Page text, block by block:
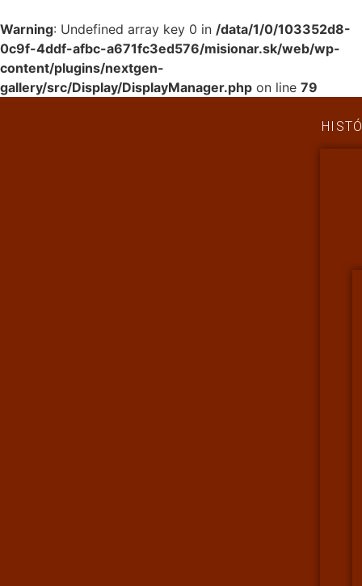
Warning: Undefined array key 0 in /data/1/0/103352d8-
0c9f-4ddf-afbc-a671fc3ed576/misionar.sk/web/wp-
content/plugins/nextgen-
gallery/src/Display/DisplayManager.php on line 79